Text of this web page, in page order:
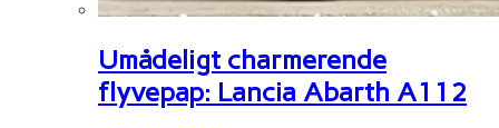
Umådeligt charmerende
flyvepap: Lancia Abarth A112